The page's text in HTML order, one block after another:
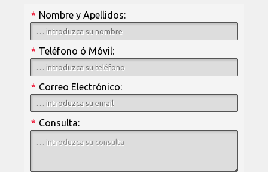
Nombre y Apellidos:
*
Teléfono ó Móvil:
*
Correo Electrónico:
*
Consulta:
*